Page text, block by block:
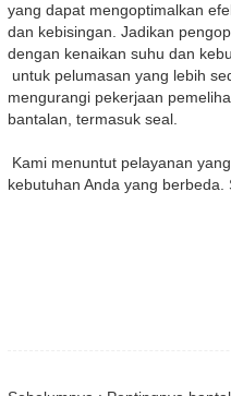
yang dapat mengoptimalkan
dan kebisingan. Jadikan
dengan kenaikan suhu dan
untuk pelumasan yang lebih
mengurangi pekerjaan
bantalan, termasuk seal.
Kami menuntut pelayanan
kebutuhan Anda yang berbeda.